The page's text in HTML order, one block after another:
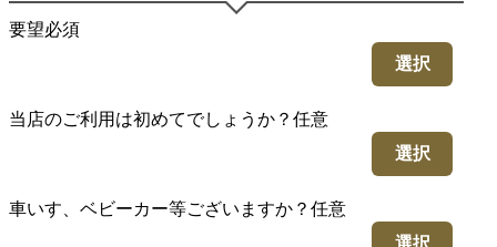
要望必須
選択
当店のご利用は初めてでしょうか？ 任意
選択
車いす、ベビーカー等ございますか？ 任意
選択